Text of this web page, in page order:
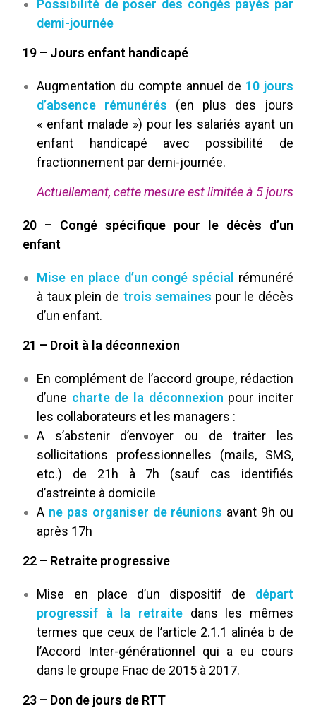
Possibilité de poser des congés payés par
demi-journée
19 – Jours enfant handicapé
Augmentation du compte annuel de 10 jours
d’absence rémunérés (en plus des jours
« enfant malade ») pour les salariés ayant un
enfant handicapé avec possibilité de
fractionnement par demi-journée.
Actuellement, cette mesure est limitée à 5 jours
20 – Congé spécifique pour le décès d’un
enfant
Mise en place d’un congé spécial
rémunéré
à taux plein de trois semaines pour le décès
d’un enfant.
21 – Droit à la déconnexion
En complément de l’accord groupe, rédaction
d’une charte de la déconnexion pour inciter
les collaborateurs et les managers :
A s’abstenir d’envoyer ou de traiter les
sollicitations professionnelles (mails, SMS,
etc.) de 21h à 7h (sauf cas identifiés
d’astreinte à domicile
A ne pas organiser de réunions avant 9h ou
après 17h
22 – Retraite progressive
Mise en place d’un dispositif de départ
progressif à la retraite dans les mêmes
termes que ceux de l’article 2.1.1 alinéa b de
l’Accord Inter-générationnel qui a eu cours
dans le groupe Fnac de 2015 à 2017.
23 – Don de jours de RTT